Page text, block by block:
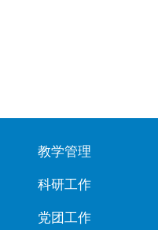
教学管理
科研工作
党团工作